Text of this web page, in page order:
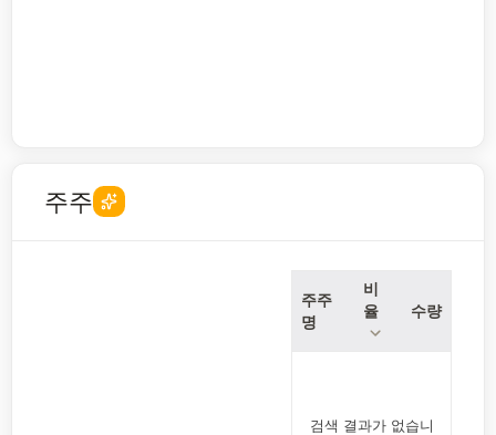
주주
주주
명
비
율
수량
검색 결과가 없습니